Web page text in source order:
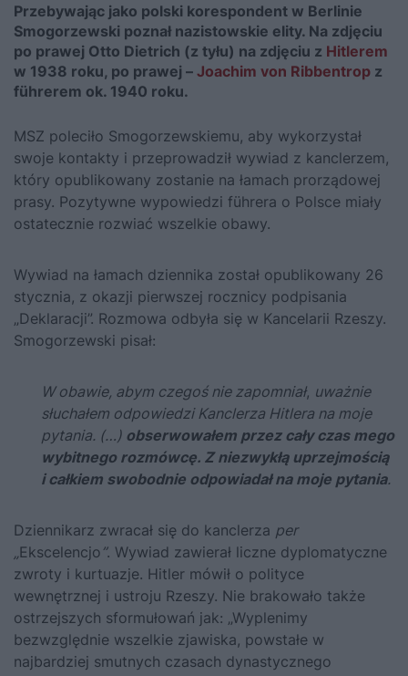
Przebywając jako polski korespondent w Berlinie
Smogorzewski poznał nazistowskie elity. Na zdjęciu
po prawej Otto Dietrich (z tyłu) na zdjęciu z Hitlerem
w 1938 roku, po prawej – Joachim von Ribbentrop z
führerem ok. 1940 roku.
MSZ poleciło Smogorzewskiemu, aby wykorzystał
swoje kontakty i przeprowadził wywiad z kanclerzem,
który opublikowany zostanie na łamach prorządowej
prasy. Pozytywne wypowiedzi führera o Polsce miały
ostatecznie rozwiać wszelkie obawy.
Wywiad na łamach dziennika został opublikowany 26
stycznia, z okazji pierwszej rocznicy podpisania
„Deklaracji”. Rozmowa odbyła się w Kancelarii Rzeszy.
Smogorzewski pisał:
W obawie, abym czegoś nie zapomniał, uważnie
słuchałem odpowiedzi Kanclerza Hitlera na moje
pytania. (…) obserwowałem przez cały czas mego
wybitnego rozmówcę. Z niezwykłą uprzejmością
i całkiem swobodnie odpowiadał na moje pytania.
Dziennikarz zwracał się do kanclerza per
Ekscelencjo ”. Wywiad zawierał liczne dyplomatyczne
zwroty i kurtuazje. Hitler mówił o polityce
wewnętrznej i ustroju Rzeszy. Nie brakowało także
ostrzejszych sformułowań jak: „Wyplenimy
bezwzględnie wszelkie zjawiska, powstałe w
najbardziej smutnych czasach dynastycznego